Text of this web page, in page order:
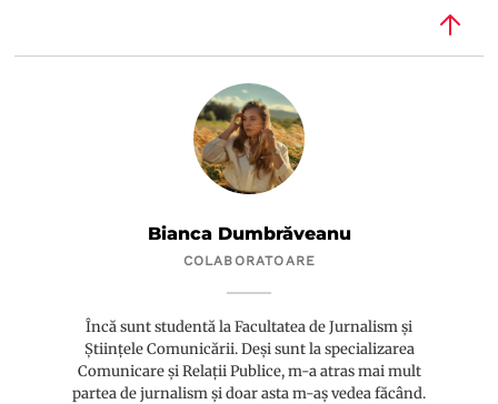
Bianca Dumbrăveanu
COLABORATOARE
Încă sunt studentă la Facultatea de Jurnalism și
Științele Comunicării. Deși sunt la specializarea
Comunicare și Relații Publice, m-a atras mai mult
partea de jurnalism și doar asta m-aș vedea făcând.